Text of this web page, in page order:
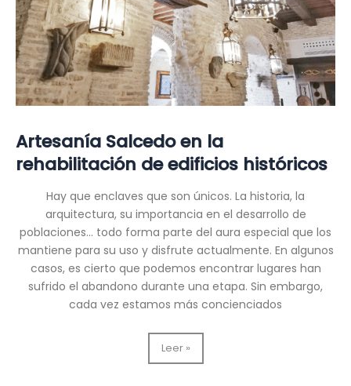
Artesanía Salcedo en la
rehabilitación de edificios históricos
Hay que enclaves que son únicos. La historia, la
arquitectura, su importancia en el desarrollo de
poblaciones… todo forma parte del aura especial que los
mantiene para su uso y disfrute actualmente. En algunos
casos, es cierto que podemos encontrar lugares han
sufrido el abandono durante una etapa. Sin embargo,
cada vez estamos más concienciados
Artesanía
Salcedo
Leer »